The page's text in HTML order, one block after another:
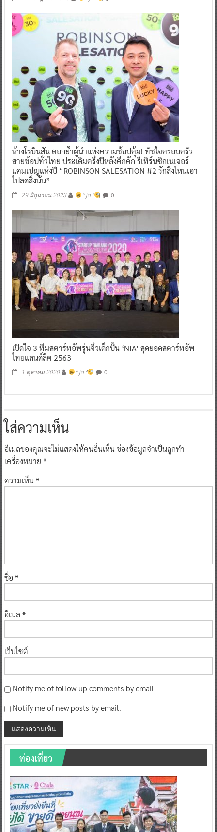
ห้างโรบินสัน ตอกย้ำผู้นำแห่งความช้อปคุ้ม! ทัชใจครอบครัว
สายช้อปทั่วไทย ประเดิมครึ่งปีหลังคึกคัก รีเทิร์นซิกเนเจอร์
แคมเปญแห่งปี “ROBINSON SALESATION #2 รักสิ่งไหนเอา
ไปลดสิ่งนั้น”
29 มิถุนายน 2023 ^ jo ^ 0
เปิดใจ 3 ทีมสตาร์ทอัพรุ่นจิ๋วเด็กปั้น ‘NIA’ สุดยอดสตาร์ทอัพ
ไทยแลนด์ลีค 2563
1 ตุลาคม 2020 ^ jo ^ 0
ใส่ความเห็น
อีเมลของคุณจะไม่แสดงให้คนอื่นเห็นช่องข้อมูลจำเป็นถูกทำ
เครื่องหมาย *
ความเห็น*
ชื่อ *
อีเมล *
เว็บไซต์
Notify me of follow-up comments by email.
Notify me of new posts by email.
ท่องเที่ยว